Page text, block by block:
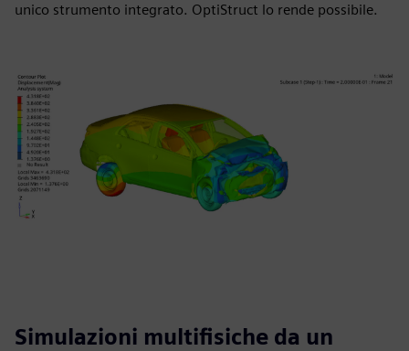
unico strumento integrato. OptiStruct lo rende possibile.
Simulazioni multifisiche da un